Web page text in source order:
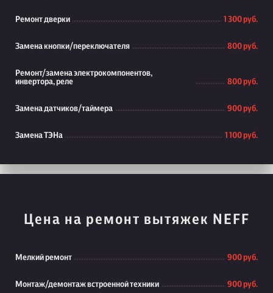
Ремонт дверки 1 300 руб.
Замена кнопки/переключателя 800 руб.
Ремонт/замена электрокомпонентов,
инвертора, реле
800 руб.
Замена датчиков/таймера 900 руб.
Замена ТЭНа 1 100 руб.
Цена на ремонт вытяжек NEFF
Мелкий ремонт 900 руб.
Монтаж/демонтаж встроенной техники 900 руб.